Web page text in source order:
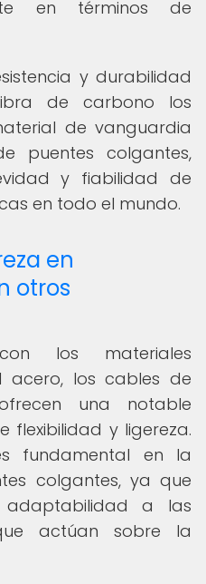
en términos de
y durabilidad
de carbono los
de vanguardia
puentes colgantes,
y fiabilidad de
en todo el mundo.
en
otros
los materiales
acero, los cables de
una notable
flexibilidad y ligereza.
fundamental en la
colgantes, ya que
a las
actúan sobre la